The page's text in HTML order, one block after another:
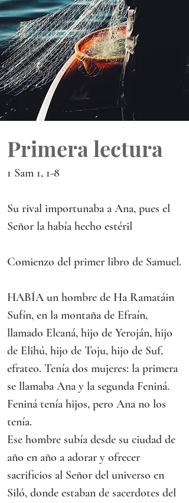
Primera lectura
1 Sam 1, 1-8
Su rival importunaba a Ana, pues el
Señor la había hecho estéril
Comienzo del primer libro de Samuel.
HABÍA un hombre de Ha Ramatáin
Sufín, en la montaña de Efraín,
llamado Elcaná, hijo de Yeroján, hijo
de Elihú, hijo de Toju, hijo de Suf,
efrateo. Tenía dos mujeres: la primera
se llamaba Ana y la segunda Feniná.
Feniná tenía hijos, pero Ana no los
tenía.
Ese hombre subía desde su ciudad de
año en año a adorar y ofrecer
sacrificios al Señor del universo en
Siló, donde estaban de sacerdotes del